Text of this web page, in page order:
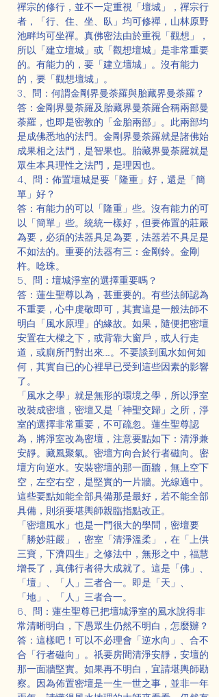
禪宗的修行，並不一定重視「壇城」，禪宗行
者，「行、住、坐、臥」均可修禪，山林原野
池畔均可坐禪。真佛密法由於重視「觀想」，
所以「建立壇城」或「觀想壇城」是非常重要
的。有能力的，要「建立壇城」。沒有能力
的，要「觀想壇城」。
3、問：何謂金剛界曼荼羅與胎藏界曼荼羅？
答：金剛界曼荼羅及胎藏界曼荼羅合稱兩部曼
荼羅，也即是密教的「金胎兩部」。此兩部均
是成佛悉地的法門。金剛界曼荼羅就是諸佛始
成果相之法門，是智果也。胎藏界曼荼羅就是
眾生本具理性之法門，是理因也。
4、問：佈置壇城是要「隆重」好，還是「簡
單」好？
答：有能力的可以「隆重」些。沒有能力的可
以「簡單」些。統統一樣好，但要佈置的莊嚴
為要，必須的法器具足為要，法器若不具足是
不如法的。重要的法器有三：金剛鈴。金剛
杵。唸珠。
5、問：壇城淨室的選擇重要嗎？
答：蓮生聖尊以為，甚重要的。有些法師認為
不重要，心中虔敬即可，其實這是一般法師不
明白「風水原理」的緣故。如果，隨便把密壇
安置在大樑之下，或背靠大窗戶，或人行走
道，或廁所門對出來……。不要談到風水如何如
何，其實自已的心裡早已受到這些因素的影響
了。
「風水之學」就是無形的環境之學，所以淨室
改裝成密壇，密壇又是「神聖交歸」之所，淨
室的選擇非常重要，不可疏忽。蓮生聖尊認
為，將淨室改為密壇，注意要點如下：清淨兼
安靜。藏風聚氣。密壇方向合於行者磁向。密
壇方向逆水。安裝密壇的那一面牆，無上空下
空，左空右空，是堅實的一片牆。光線適中。
這些要點如能全部具備那是最好，若不能全部
具備，則須要堪輿師親臨指點改正。
「密壇風水」也是一門很大的學問，密壇要
「勝妙莊嚴」，密室「清淨溫柔」，在「上供
三寶，下濟四生」之修法中，無形之中，福慧
增長了，真佛行者得大成就了。這是「佛」、
「壇」、「人」三者合一。即是「天」、
「地」、「人」三者合一。
6、問：蓮生聖尊已把壇城淨室的風水說得非
常清晰明白，下愚眾生仍然不明白，怎麼辦？
答：這樣吧！可以不必理會「逆水向」、合不
合「行者磁向」。祇要房間清淨安靜，安壇的
那一面牆堅實。如果再不明白，宜請堪輿師勘
察。因為佈置密壇是一生一世之事，並非一年